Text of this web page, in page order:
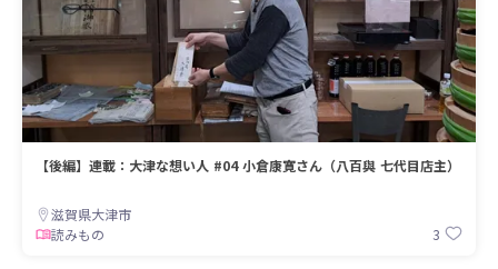
【後編】連載：大津な想い人 #04 小倉康寛さん（八百與 七代目店主）
滋賀県大津市
読みもの
3